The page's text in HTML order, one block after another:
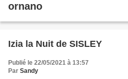
ornano
Izia la Nuit de SISLEY
Publié le 22/05/2021 à 13:57
Par Sandy